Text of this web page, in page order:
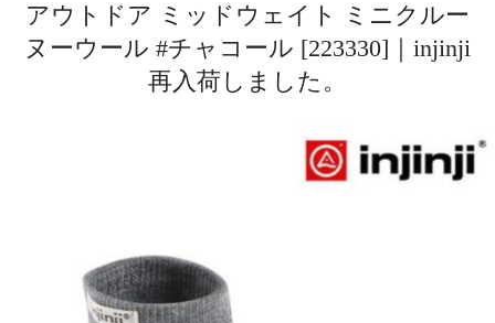
アウトドア ミッドウェイト ミニクルー
ヌーウール #チャコール [223330]｜injinji
再入荷しました。